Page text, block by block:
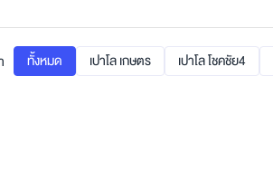
ทั้งหมด เปาโล เกษตร เปาโล โชคชัย4